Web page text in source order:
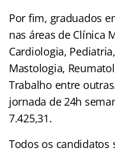
Por fim, graduados
nas áreas de Clínica
Cardiologia,
Mastologia,
Trabalho entre
jornada de 24h
7.425,31.
Todos os candidatos